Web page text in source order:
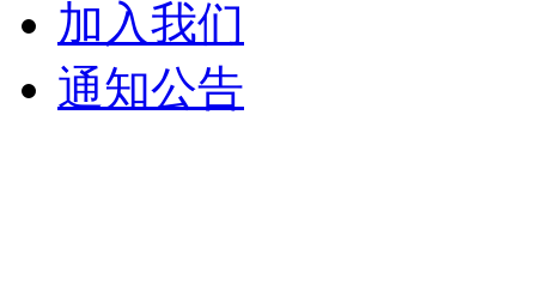
加入我们
通知公告